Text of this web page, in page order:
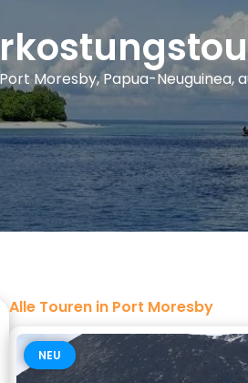
Moresby, Papua-Neuguinea,
Alle Touren in Port Moresby
NEU